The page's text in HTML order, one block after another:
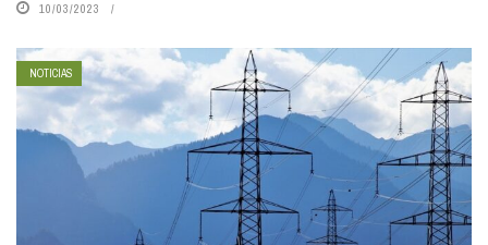
10/03/2023
NOTICIAS